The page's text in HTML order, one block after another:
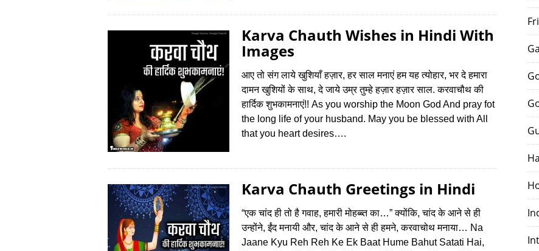
Karva Chauth Wishes in Hindi With
Images
आए तो संग लाये खुशियाँ हज़ार, हर साल मनाएं हम यह त्योहार, भर दे हमारा
दामन खुशियों के साथ, दे जाये उम्र तुम्हे हज़ार हज़ार साल. करवाचौथ की
हार्दिक शुभकामनाएं!! As you worship the Moon God And pray fot
the long life of your husband. May you be blessed with All
that you heart desires….
Karva Chauth Greetings in Hindi
“एक चांद ही तो है गवाह, हमारी मोहब्ब्त का…” क्योंकि, चांद के आने से ही
उन्होंने, ईंद मनायी और, चांद के आने से ही हमने, करवाचोथ मनाया… Na
Jaane Kyu Reh Reh Ke Ek Baat Hume Bahut Satati Hai,